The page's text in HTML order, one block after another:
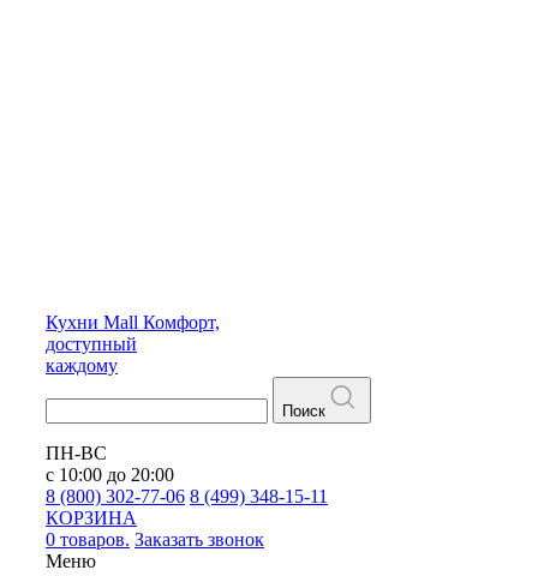
Кухни Mall Комфорт,
доступный
каждому
Поиск
ПН-ВС
с 10:00 до 20:00
8 (800) 302-77-06 8 (499) 348-15-11
КОРЗИНА
0 товаров. Заказать звонок
Меню